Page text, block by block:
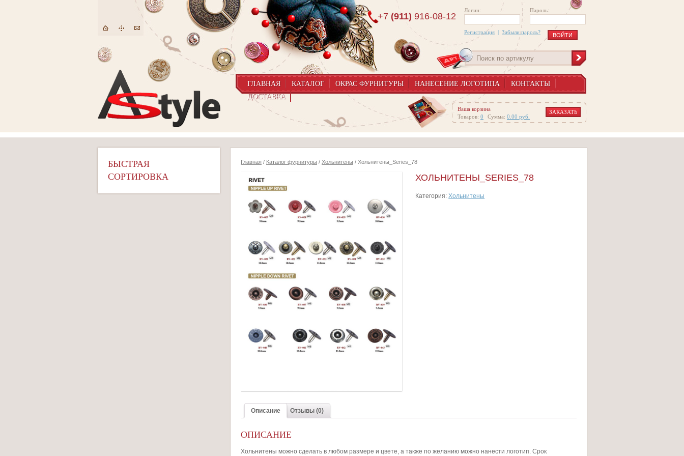
Логин: Пароль:
Регистрация | Забыли пароль?
+7 (911) 916-08-12
ГЛАВНАЯ КАТАЛОГ ОКРАС ФУРНИТУРЫ НАНЕСЕНИЕ ЛОГОТИПА
КОНТАКТЫ
ДОСТАВКА
Ваша корзина
Товаров: 0 Сумма: 0.00 руб.
ЗАКАЗАТЬ
БЫСТРАЯ
СОРТИРОВКА
Главная / Каталог фурнитуры / Хольнитены / Хольнитены_Series_78
ХОЛЬНИТЕНЫ_SERIES_78
Категория:Хольнитены
Описание Отзывы (0)
ОПИСАНИЕ
Хольнитены можно сделать в любом размере и цвете, а также по желанию можно нанести логотип. Срок